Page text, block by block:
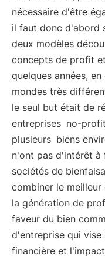
nécessaire d'être
il faut donc d'abord
deux modèles
concepts de profit
quelques années,
mondes très
le seul but était de
entreprises no-profit
plusieurs biens
n'ont pas d'intérêt à
sociétés de
combiner le meilleur
la génération de
faveur du bien
d'entreprise qui vise
financière et